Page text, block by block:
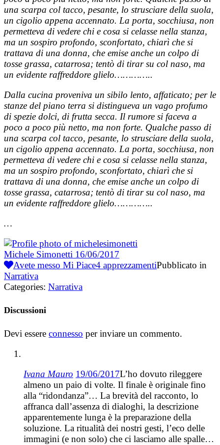
una scarpa col tacco, pesante, lo strusciare della suola,
un cigolio appena accennato. La porta, socchiusa, non
permetteva di vedere chi e cosa si celasse nella stanza,
ma un sospiro profondo, sconfortato, chiarì che si
trattava di una donna, che emise anche un colpo di
tosse grassa, catarrosa; tentò di tirar su col naso, ma
un evidente raffreddore glielo…………..
Dalla cucina proveniva un sibilo lento, affaticato; per le
stanze del piano terra si distingueva un vago profumo
di spezie dolci, di frutta secca. Il rumore si faceva a
poco a poco più netto, ma non forte. Qualche passo di
una scarpa col tacco, pesante, lo strusciare della suola,
un cigolio appena accennato. La porta, socchiusa, non
permetteva di vedere chi e cosa si celasse nella stanza,
ma un sospiro profondo, sconfortato, chiarì che si
trattava di una donna, che emise anche un colpo di
tosse grassa, catarrosa; tentò di tirar su col naso, ma
un evidente raffreddore glielo…………..
…
Michele Simonetti 16/06/2017
Avete messo Mi Piace4 apprezzamentiPubblicato in
Narrativa
Categories: Narrativa
Discussioni
Devi essere connesso per inviare un commento.
Ivana Mauro 19/06/2017L’ho dovuto rileggere
almeno un paio di volte. Il finale è originale fino
alla “ridondanza”… La brevità del racconto, lo
affranca dall’assenza di dialoghi, la descrizione
apparentemente lunga è la preparazione della
soluzione. La ritualità dei nostri gesti, l’eco delle
immagini (e non solo) che ci lasciamo alle spalle…